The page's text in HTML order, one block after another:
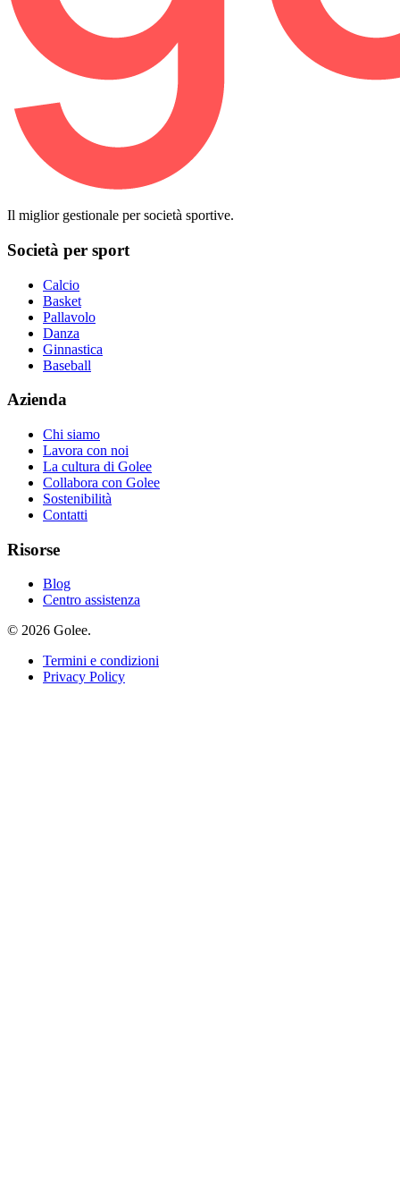
Il miglior gestionale per società sportive.
Società per sport
Calcio
Basket
Pallavolo
Danza
Ginnastica
Baseball
Azienda
Chi siamo
Lavora con noi
La cultura di Golee
Collabora con Golee
Sostenibilità
Contatti
Risorse
Blog
Centro assistenza
© 2026 Golee.
Termini e condizioni
Privacy Policy